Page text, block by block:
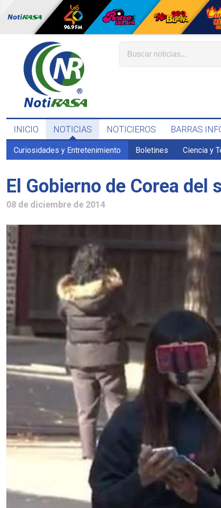
INICIO NOTICIAS NOTICIEROS BARRAS
Curiosidades y Entretenimiento Boletines Ciencia y
El Gobierno de Corea
08 de diciembre de 2014